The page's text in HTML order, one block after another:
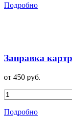
Подробно
Заправка
от 450 руб.
Подробно